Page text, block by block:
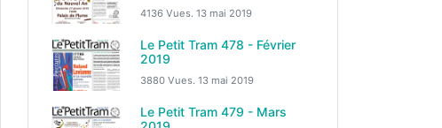
4136 Vues. 13 mai 2019
Le Petit Tram 478 - Février
2019
3880 Vues. 13 mai 2019
Le Petit Tram 479 - Mars